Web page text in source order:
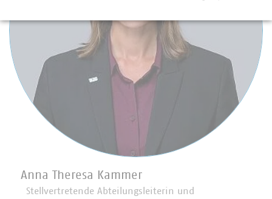
Anna Theresa Kammer
Stellvertretende Abteilungsleiterin und